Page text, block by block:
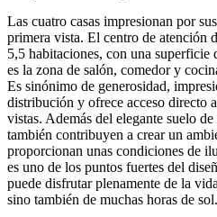
Las cuatro casas impresionan por
primera vista. El centro de atención
5,5 habitaciones, con una superficie
es la zona de salón, comedor y
Es sinónimo de generosidad,
distribución y ofrece acceso directo
vistas. Además del elegante suelo
también contribuyen a crear un
proporcionan unas condiciones de
es uno de los puntos fuertes del
puede disfrutar plenamente de la
sino también de muchas horas de sol.